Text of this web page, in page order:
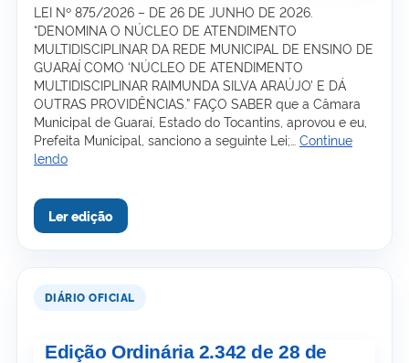
LEI Nº 875/2026 – DE 26 DE JUNHO DE 2026.
“DENOMINA O NÚCLEO DE ATENDIMENTO
MULTIDISCIPLINAR DA REDE MUNICIPAL DE ENSINO DE
GUARAÍ COMO ‘NÚCLEO DE ATENDIMENTO
MULTIDISCIPLINAR RAIMUNDA SILVA ARAÚJO’ E DÁ
OUTRAS PROVIDÊNCIAS.” FAÇO SABER que a Câmara
Municipal de Guaraí, Estado do Tocantins, aprovou e eu,
Prefeita Municipal, sanciono a seguinte Lei;… Continue
lendoEdição
de
29
de
julho
2026
Edição Ordinária 2.342 de 28 de